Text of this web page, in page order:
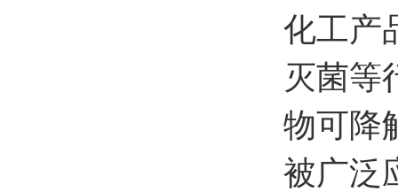
化工产
灭菌等
物可降
被广泛